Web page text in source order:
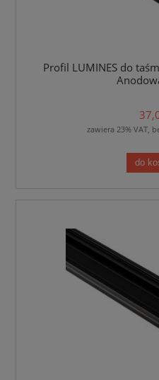
Profil LUMINES do
zawiera 23% VAT,
do